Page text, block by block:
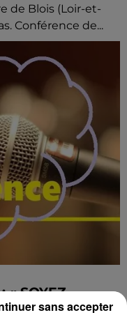
de Blois (Loir-et-
Conférence de...
« SOYEZ
sans accepter